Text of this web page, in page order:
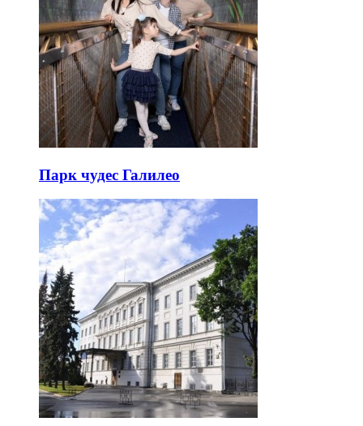
Парк чудес Галилео